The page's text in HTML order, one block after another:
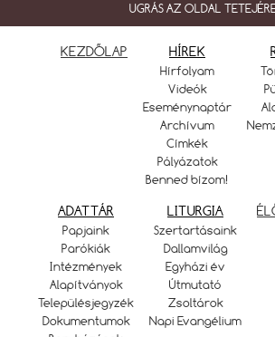
UGRÁS AZ OLDAL
KEZDŐLAP HÍREK
Hírfolyam
Videók
Eseménynaptár
Archívum
Címkék
Pályázatok
Benned bízom!
ADATTÁR
Papjaink
Parókiák
Intézmények
Alapítványok
Településjegyzék
Dokumentumok
LITURGIA
Szertartásaink
Dallamvilág
Egyházi év
Útmutató
Zsoltárok
Napi Evangélium